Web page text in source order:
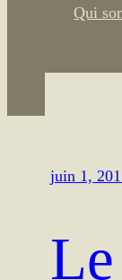
Qui
juin 1,